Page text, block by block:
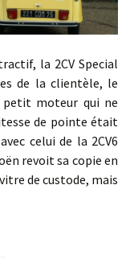
la 2CV Special
de la clientèle, le
moteur qui ne
de pointe était
celui de la 2CV6
revoit sa copie en
de custode, mais